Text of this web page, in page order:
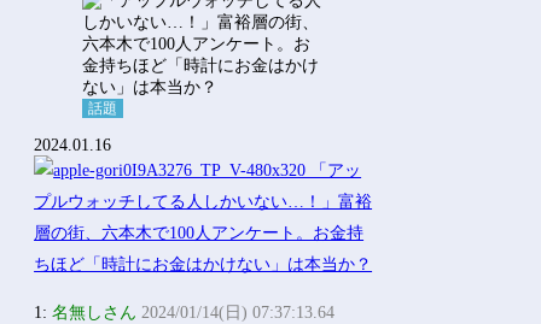
話題
2024.01.16
1:名無しさん 2024/01/14(日) 07:37:13.64